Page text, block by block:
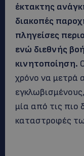
έκτακτης
διακοπές
πληγείσες
ενώ διεθνής
κινητοποίηση.
χρόνο να μετρά
μία από τις πιο
καταστροφές